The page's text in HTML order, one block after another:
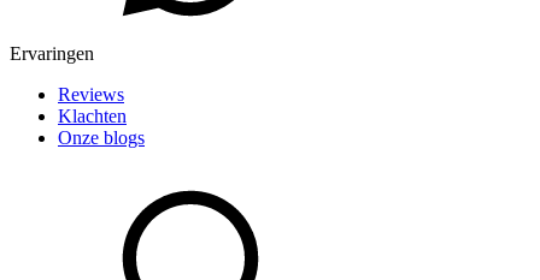
Ervaringen
Reviews
Klachten
Onze blogs